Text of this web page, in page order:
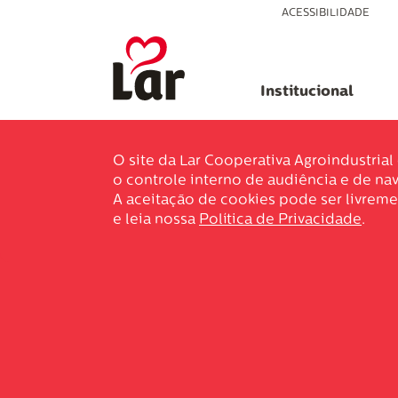
ACESSIBILIDADE
Institucional
O site da Lar Cooperativa
o controle interno de audiência e de
A aceitação de cookies pode ser
e leia nossa Política de Privacidade.